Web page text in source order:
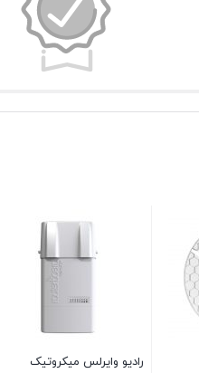
رادیو وایرلس میکروتیک